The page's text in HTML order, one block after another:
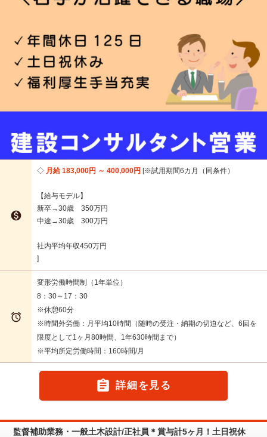

月給 183,000円 ～ 400,000円 ※試用期間6カ月（同条件）
【給与モデル】
新卒→30歳 350万円
中途→30歳 300万円
社内平均年収450万円

変形労働時間制（1年単位）
8：30～17：30
※休憩60分
※時間外労働：月平均10時間（随時の受注・納期の切迫など、6回を
限度として1ヶ月80時間、1年630時間まで）
※平均所定労働時間：160時間/月
 詳細を見る
監督補助業務・一般土木設計/正社員＊賞与計5ヶ月！土日祝休